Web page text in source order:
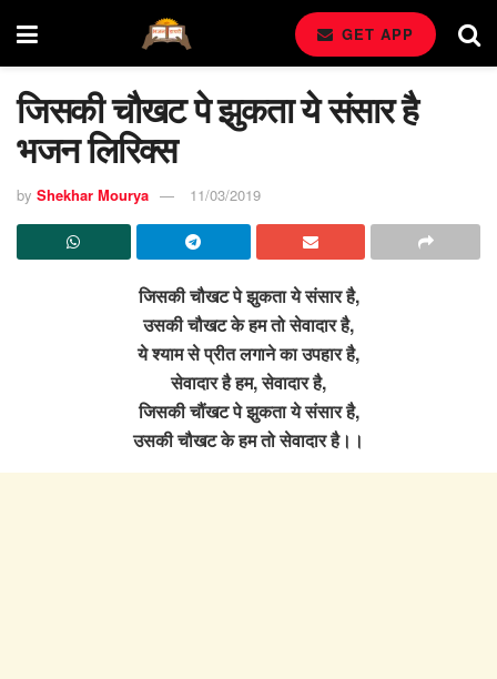
GET APP
जिसकी चौखट पे झुकता ये संसार है
भजन लिरिक्स
by Shekhar Mourya 11/03/2019
जिसकी चौखट पे झुकता ये संसार है,
उसकी चौखट के हम तो सेवादार है,
ये श्याम से प्रीत लगाने का उपहार है,
सेवादार है हम, सेवादार है,
जिसकी चौंखट पे झुकता ये संसार है,
उसकी चौखट के हम तो सेवादार है।।